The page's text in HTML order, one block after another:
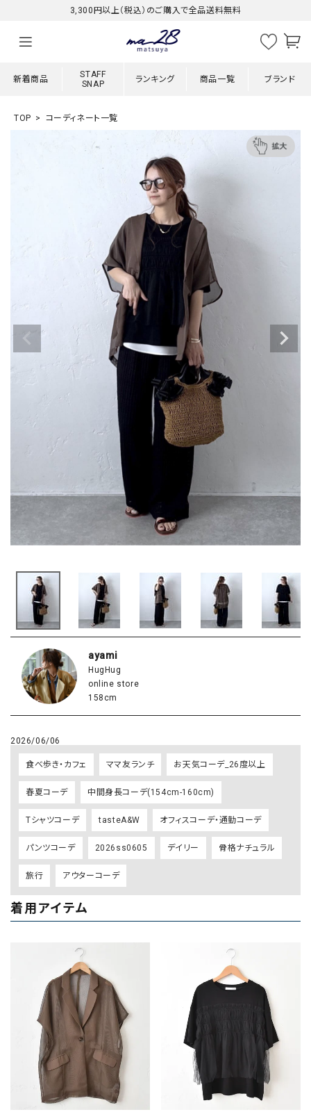
3,300円以上（税込）のご購入で全品送料無料
新着商品
STAFF
SNAP
ランキング 商品一覧 ブランド
TOP コーディネート一覧
ayami
HugHug
online store
158cm
2026/06/06
食べ歩き・カフェ ママ友ランチ お天気コーデ_26度以上
春夏コーデ 中間身長コーデ(154cm-160cm)
Tシャツコーデ tasteA&W オフィスコーデ・通勤コーデ
パンツコーデ 2026ss0605 デイリー 骨格ナチュラル
旅行 アウターコーデ
着用アイテム